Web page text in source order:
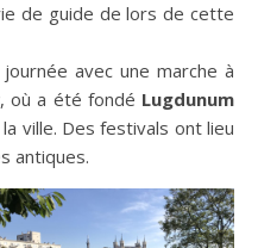
de guide de lors de cette
avec une marche à
, où a été fondé Lugdunum
ville. Des festivals ont lieu
antiques.